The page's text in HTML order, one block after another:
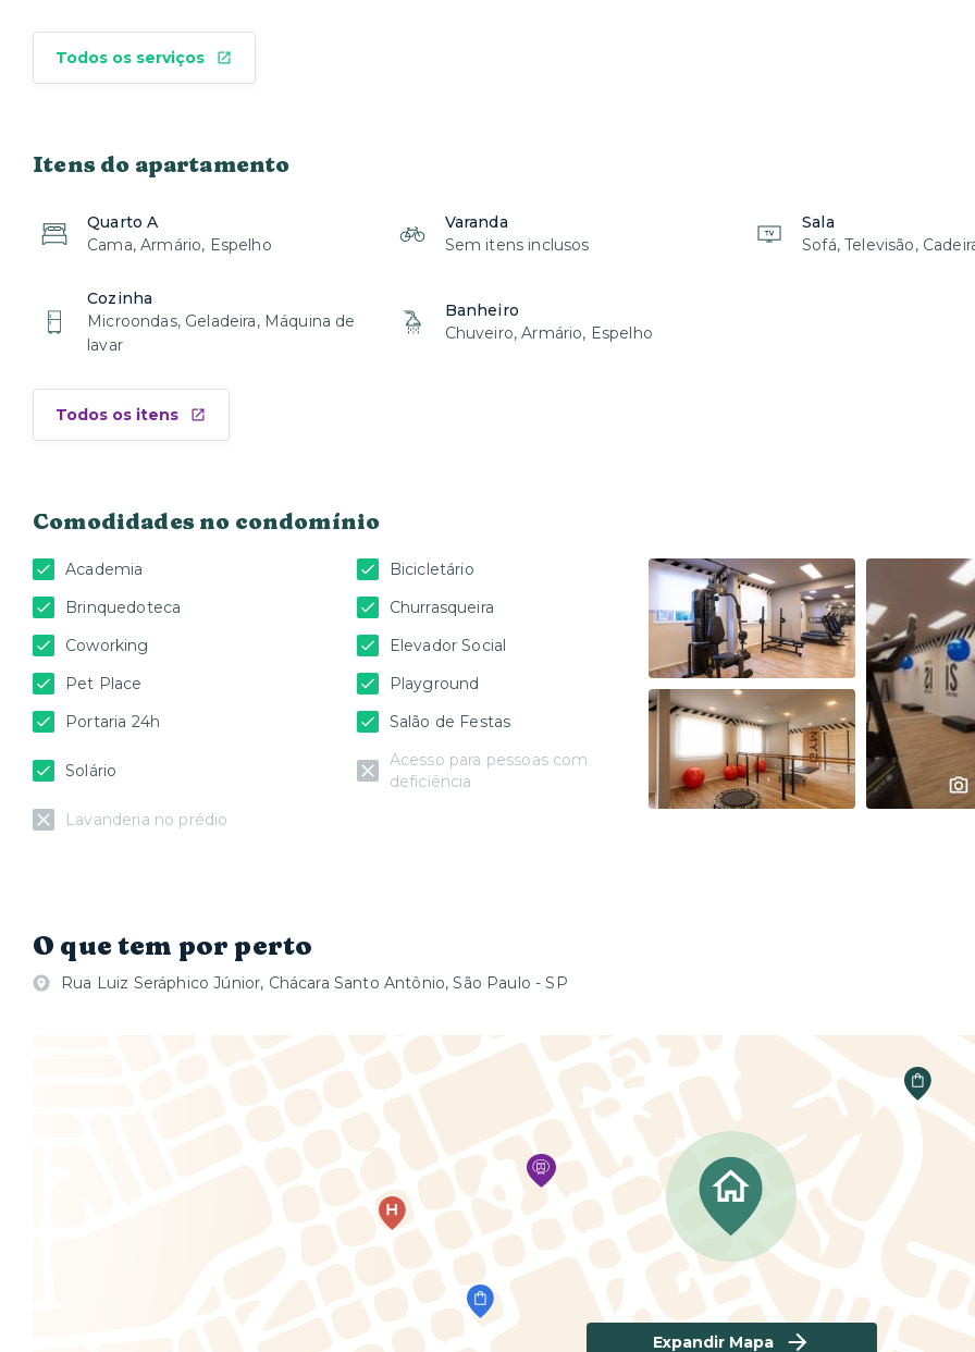
Todos os serviços
Itens do apartamento
Quarto A
Cama, Armário, Espelho
Varanda
Sem itens inclusos
Sala
Sofá, Televisão,
Cozinha
Microondas, Geladeira, Máquina de
lavar
Banheiro
Chuveiro, Armário, Espelho
Todos os itens
Comodidades no condomínio
Academia
Bicicletário
Brinquedoteca
Churrasqueira
Coworking
Elevador Social
Pet Place
Playground
Portaria 24h
Salão de Festas
Solário
Acesso para pessoas com
deficiência
Lavanderia no prédio
O que tem por perto
Rua Luiz Seráphico Júnior, Chácara Santo Antônio, São Paulo - SP
Expandir Mapa